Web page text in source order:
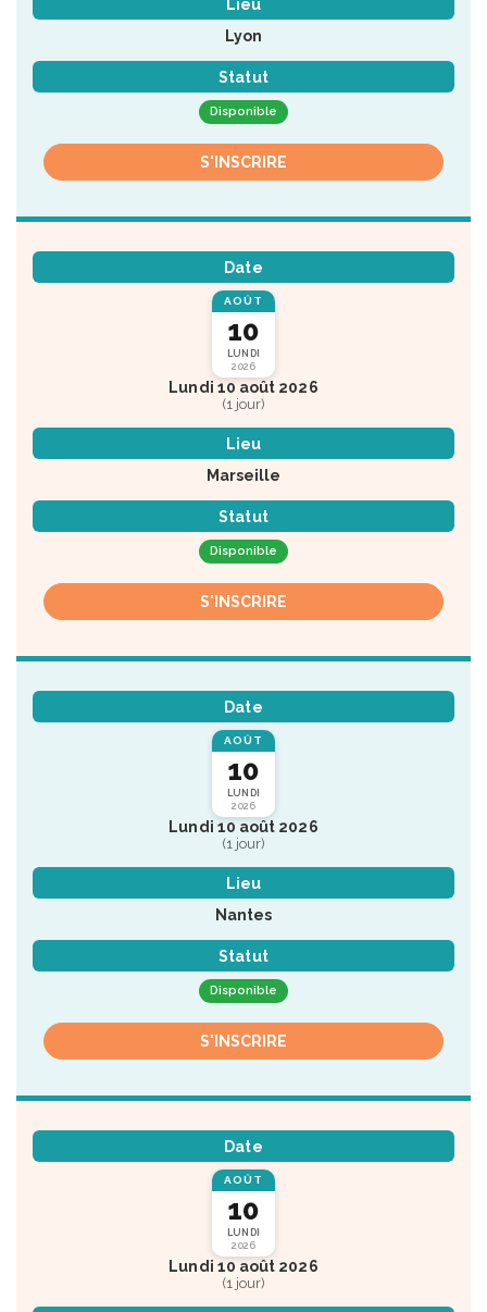
Lieu
Lyon
Statut
Disponible
S'INSCRIRE
Date
AOÛT
10
LUNDI
2026
Lundi 10 août 2026
(1 jour)
Lieu
Marseille
Statut
Disponible
S'INSCRIRE
Date
AOÛT
10
LUNDI
2026
Lundi 10 août 2026
(1 jour)
Lieu
Nantes
Statut
Disponible
S'INSCRIRE
Date
AOÛT
10
LUNDI
2026
Lundi 10 août 2026
(1 jour)